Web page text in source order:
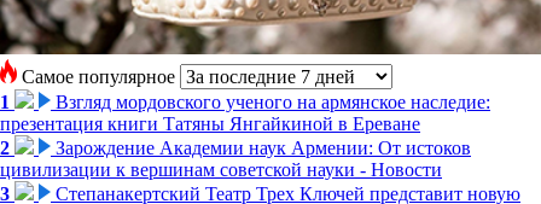
Самое популярное
1
Взгляд мордовского ученого на армянское наследие:
презентация книги Татяны Янгайкиной в Ереване
2
Зарождение Академии наук Армении: От истоков
цивилизации к вершинам советской науки - Новости
3
Степанакертский Театр Трех Ключей представит новую